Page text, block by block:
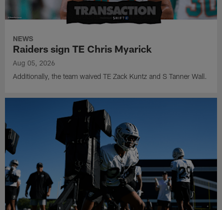
NEWS
Raiders sign TE Chris Myarick
Aug 05, 2026
Additionally, the team waived TE Zack Kuntz and S Tanner Wall.